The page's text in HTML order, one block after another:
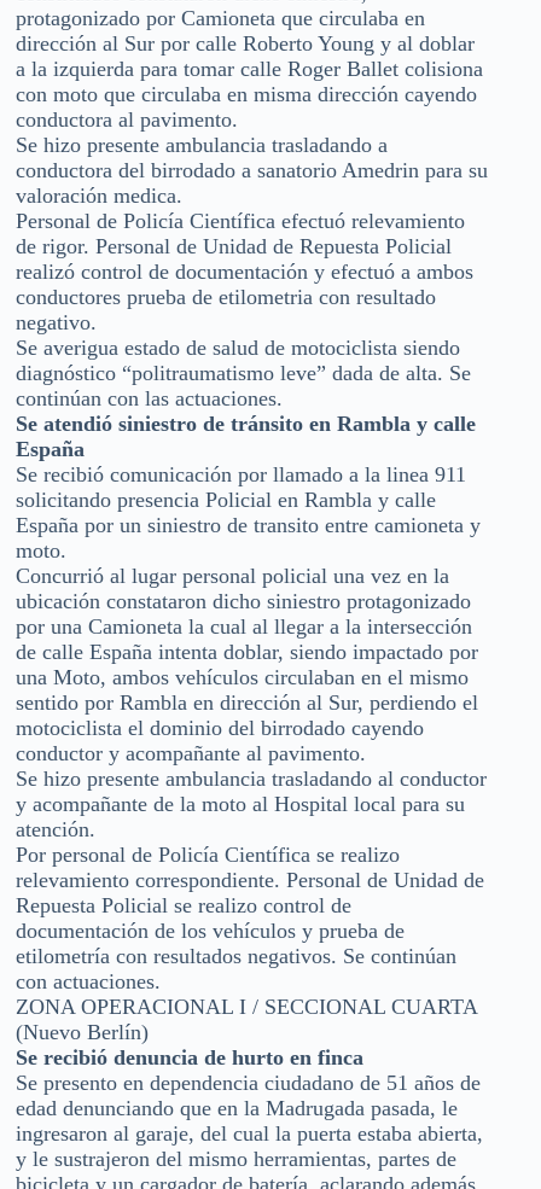
protagonizado por Camioneta que circulaba en
dirección al Sur por calle Roberto Young y al doblar
a la izquierda para tomar calle Roger Ballet colisiona
con moto que circulaba en misma dirección cayendo
conductora al pavimento.
Se hizo presente ambulancia trasladando a
conductora del birrodado a sanatorio Amedrin para su
valoración medica.
Personal de Policía Científica efectuó relevamiento
de rigor. Personal de Unidad de Repuesta Policial
realizó control de documentación y efectuó a ambos
conductores prueba de etilometria con resultado
negativo.
Se averigua estado de salud de motociclista siendo
diagnóstico “politraumatismo leve” dada de alta. Se
continúan con las actuaciones.
Se atendió siniestro de tránsito en Rambla y calle
España
Se recibió comunicación por llamado a la linea 911
solicitando presencia Policial en Rambla y calle
España por un siniestro de transito entre camioneta y
moto.
Concurrió al lugar personal policial una vez en la
ubicación constataron dicho siniestro protagonizado
por una Camioneta la cual al llegar a la intersección
de calle España intenta doblar, siendo impactado por
una Moto, ambos vehículos circulaban en el mismo
sentido por Rambla en dirección al Sur, perdiendo el
motociclista el dominio del birrodado cayendo
conductor y acompañante al pavimento.
Se hizo presente ambulancia trasladando al conductor
y acompañante de la moto al Hospital local para su
atención.
Por personal de Policía Científica se realizo
relevamiento correspondiente. Personal de Unidad de
Repuesta Policial se realizo control de
documentación de los vehículos y prueba de
etilometría con resultados negativos. Se continúan
con actuaciones.
ZONA OPERACIONAL I / SECCIONAL CUARTA
(Nuevo Berlín)
Se recibió denuncia de hurto en finca
Se presento en dependencia ciudadano de 51 años de
edad denunciando que en la Madrugada pasada, le
ingresaron al garaje, del cual la puerta estaba abierta,
y le sustrajeron del mismo herramientas, partes de